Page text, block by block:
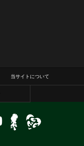
当サイトについて